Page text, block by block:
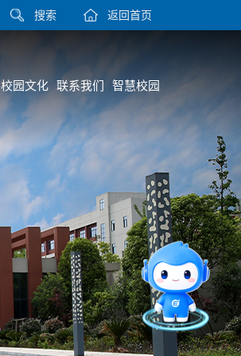
搜索 返回首页
校园文化 联系我们 智慧校园